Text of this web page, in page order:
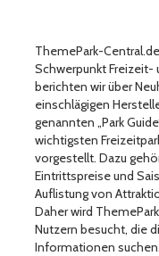
ThemePark-
Schwerpunkt Freizeit-
berichten wir über
einschlägigen
genannten „Park
wichtigsten
vorgestellt. Dazu
Eintrittspreise und
Auflistung von
Daher wird
Nutzern besucht, die
Informationen suchen.